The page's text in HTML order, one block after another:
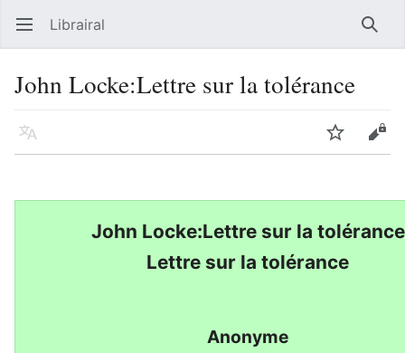
Ouvrir le menu principal Librairal
John Locke:Lettre sur la tolérance
Langue Suivre
John Locke:Lettre sur la tolérance
Lettre sur la tolérance
Anonyme